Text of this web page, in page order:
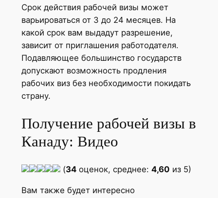
Срок действия рабочей визы может
варьироваться от 3 до 24 месяцев. На
какой срок вам выдадут разрешение,
зависит от приглашения работодателя.
Подавляющее большинство государств
допускают возможность продления
рабочих виз без необходимости покидать
страну.
Получение рабочей визы в
Канаду: Видео
(34оценок, среднее: 4,60 из 5)
Вам также будет интересно